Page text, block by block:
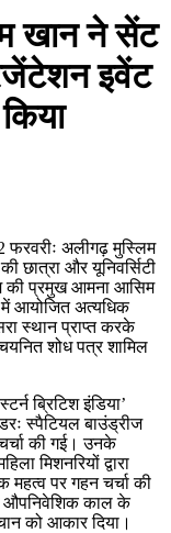
खान ने सेंट
इवेंट
फरवरीः अलीगढ़ मुस्लिम
छात्रा और यूनिवर्सिटी
की प्रमुख आमना आसिम
में आयोजित अत्यधिक
स्थान प्राप्त करके
शोध पत्र शामिल
ब्रिटिश इंडिया’
स्पैटियल बाउंड्रीज
की गई। उनके
मिशनरियों द्वारा
महत्व पर गहन चर्चा की
औपनिवेशिक काल के
को आकार दिया।